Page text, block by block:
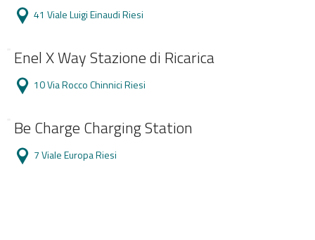
41 Viale Luigi Einaudi Riesi
Enel X Way Stazione di Ricarica
10 Via Rocco Chinnici Riesi
Be Charge Charging Station
7 Viale Europa Riesi